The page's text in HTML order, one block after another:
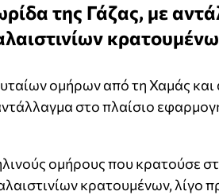
της Γάζας, με
ομήρων από τη Χαμάς
στο πλαίσιο
ομήρους που κρατούσε
κρατουμένων, λίγο